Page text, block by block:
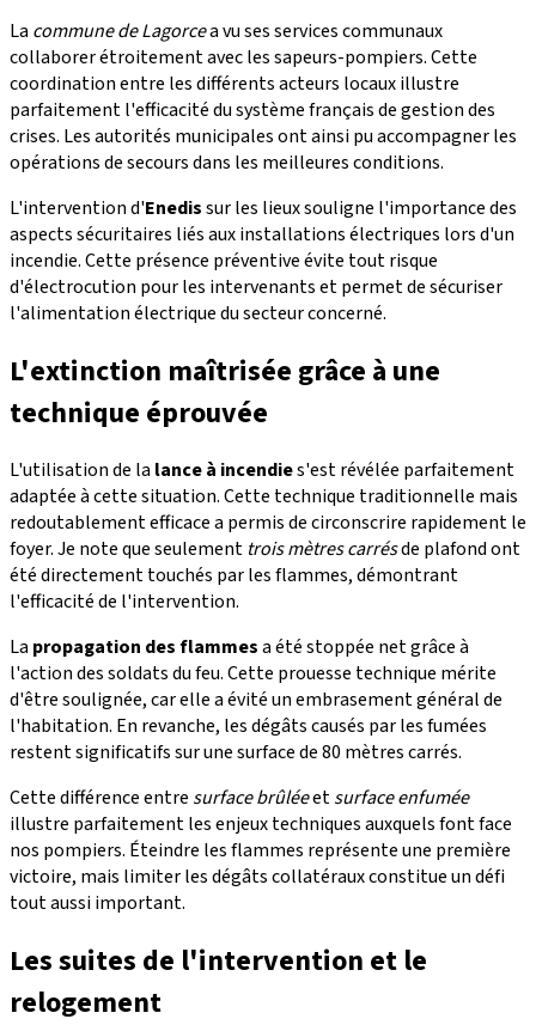
La commune de Lagorcea vu ses services communaux
collaborer étroitement avec les sapeurs-pompiers. Cette
coordination entre les différents acteurs locaux illustre
parfaitement l'efficacité du système français de gestion des
crises. Les autorités municipales ont ainsi pu accompagner les
opérations de secours dans les meilleures conditions.
L'intervention d'Enedissur les lieux souligne l'importance des
aspects sécuritaires liés aux installations électriques lors d'un
incendie. Cette présence préventive évite tout risque
d'électrocution pour les intervenants et permet de sécuriser
l'alimentation électrique du secteur concerné.
L'extinction maîtrisée grâce à une
technique éprouvée
L'utilisation de la lance à incendies'est révélée parfaitement
adaptée à cette situation. Cette technique traditionnelle mais
redoutablement efficace a permis de circonscrire rapidement le
foyer. Je note que seulement trois mètres carrésde plafond ont
été directement touchés par les flammes, démontrant
l'efficacité de l'intervention.
La propagation des flammesa été stoppée net grâce à
l'action des soldats du feu. Cette prouesse technique mérite
d'être soulignée, car elle a évité un embrasement général de
l'habitation. En revanche, les dégâts causés par les fumées
restent significatifs sur une surface de 80 mètres carrés.
Cette différence entre surface brûléeetsurface enfumée
illustre parfaitement les enjeux techniques auxquels font face
nos pompiers. Éteindre les flammes représente une première
victoire, mais limiter les dégâts collatéraux constitue un défi
tout aussi important.
Les suites de l'intervention et le
relogement